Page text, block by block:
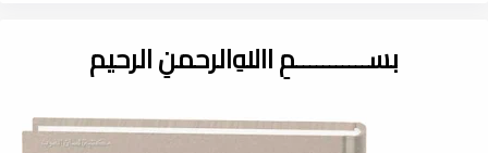
بســـــــــــمِ اﷲِالرحمنِ الرحيم